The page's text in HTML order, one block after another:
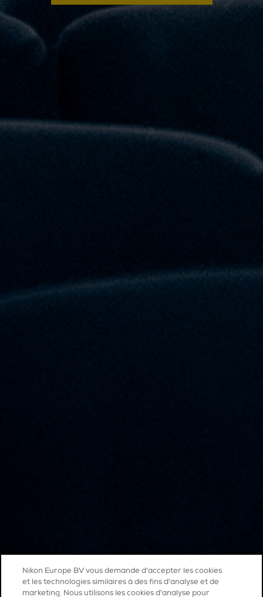
Nikon Europe BV vous demande d'accepter les cookies
et les technologies similaires à des fins d'analyse et de
marketing. Nous utilisons les cookies d’analyse pour